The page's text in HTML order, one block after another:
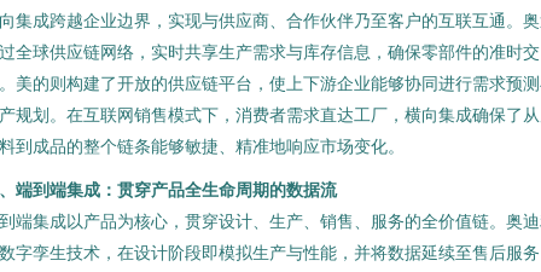
集成跨越企业边界，实现与供应商、合作伙伴乃至客户的互联互通。
全球供应链网络，实时共享生产需求与库存信息，确保零部件的准时交
美的则构建了开放的供应链平台，使上下游企业能够协同进行需求预
规划。在互联网销售模式下，消费者需求直达工厂，横向集成确保了
到成品的整个链条能够敏捷、精准地响应市场变化。
端到端集成：贯穿产品全生命周期的数据流
端集成以产品为核心，贯穿设计、生产、销售、服务的全价值链。奥
字孪生技术，在设计阶段即模拟生产与性能，并将数据延续至售后服